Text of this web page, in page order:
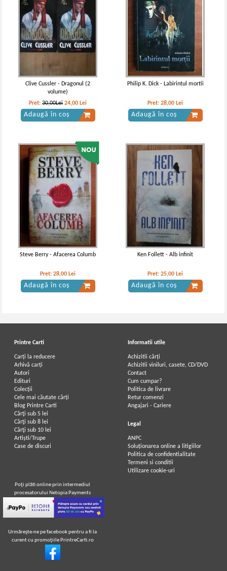
Clive Cussler - Dragonul (2
volume)
Pret:30,00Lei 24,00 Lei
Adaugă în coș
Philip K. Dick - Labirintul mortii
Pret:28,00 Lei
Adaugă în coș
Steve Berry - Afacerea Columb
Pret:28,00 Lei
Adaugă în coș
Ken Follett - Alb infinit
Pret:25,00 Lei
Adaugă în coș
Printre Carti
Carți la reducere
Arhivă carți
Autori
Edituri
Colecții
Cele mai căutate cărți
Blog Printre Carti
Cărţi sub 5 lei
Cărţi sub 8 lei
Cărţi sub 10 lei
Artiști/Trupe
Case de discuri
Informatii utile
Achizitii cărți
Achizitii viniluri, casete, CD/DVD
Contact
Cum cumpar?
Politica de livrare
Retur comenzi
Angajari - Cariere
Legal
ANPC
Soluționarea online a litigiilor
Politica de confidentialitate
Termeni si conditii
Utilizare cookie-uri
Poţi plăti online prin intermediul
procesatorului Netopia Payments
Urmăreşte-ne pe facebook pentru a fi la
curent cu promoţiile PrintreCarti.ro